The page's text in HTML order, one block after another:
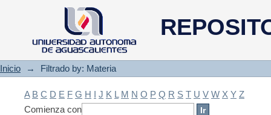
Filtrado by: Materia
Inicio → Filtrado by: Materia
A B C D E F G H I J K L M N O P Q R S T U V W X Y Z
Comienza con